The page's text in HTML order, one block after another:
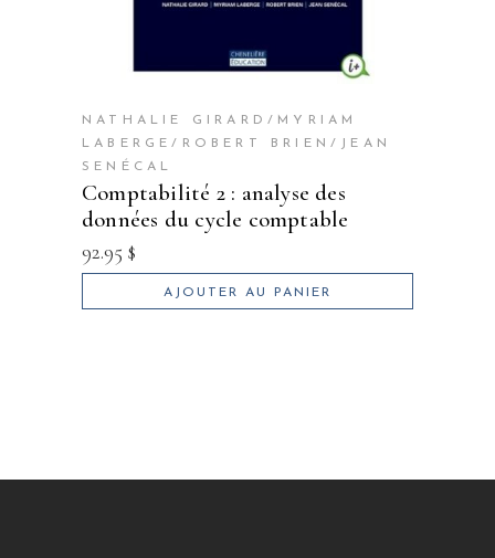
NATHALIE GIRARD/MYRIAM
LABERGE/ROBERT BRIEN/JEAN
SENÉCAL
comptabilité 2 : analyse des
données du cycle comptable
92.95 $
AJOUTER AU PANIER